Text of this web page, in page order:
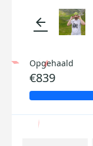
arrow_back
Opgehaald
€839